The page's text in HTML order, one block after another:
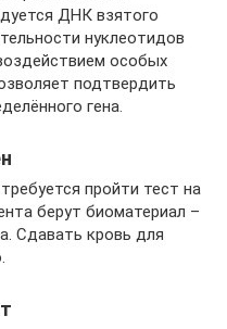
ДНК взятого
нуклеотидов
особых
подтвердить
гена.
пройти тест на
берут биоматериал –
Сдавать кровь для